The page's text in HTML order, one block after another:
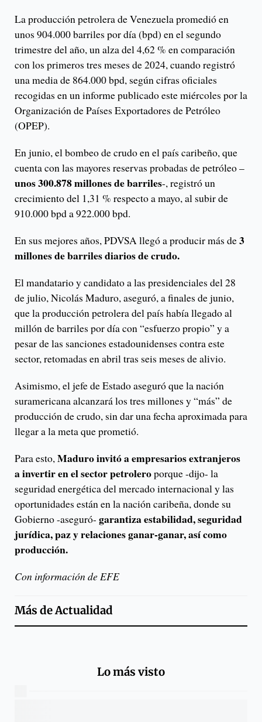
La producción petrolera de Venezuela promedió en
unos 904.000 barriles por día (bpd) en el segundo
trimestre del año, un alza del 4,62 % en comparación
con los primeros tres meses de 2024, cuando registró
una media de 864.000 bpd, según cifras oficiales
recogidas en un informe publicado este miércoles por la
Organización de Países Exportadores de Petróleo
(OPEP).
En junio, el bombeo de crudo en el país caribeño, que
cuenta con las mayores reservas probadas de petróleo –
unos 300.878 millones de barriles-, registró un
crecimiento del 1,31 % respecto a mayo, al subir de
910.000 bpd a 922.000 bpd.
En sus mejores años, PDVSA llegó a producir más de3
millones de barriles diarios de crudo.
El mandatario y candidato a las presidenciales del 28
de julio, Nicolás Maduro, aseguró, a finales de junio,
que la producción petrolera del país había llegado al
millón de barriles por día con “esfuerzo propio” y a
pesar de las sanciones estadounidenses contra este
sector, retomadas en abril tras seis meses de alivio.
Asimismo, el jefe de Estado aseguró que la nación
suramericana alcanzará los tres millones y “más” de
producción de crudo, sin dar una fecha aproximada para
llegar a la meta que prometió.
Para esto,Maduro invitó a empresarios extranjeros
a invertir en el sector petroleroporque -dijo- la
seguridad energética del mercado internacional y las
oportunidades están en la nación caribeña, donde su
Gobierno -aseguró- garantiza estabilidad, seguridad
jurídica, paz y relaciones ganar-ganar, así como
producción.
Con información de EFE
Más deActualidad
Lo más visto